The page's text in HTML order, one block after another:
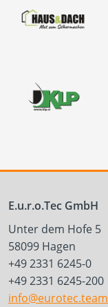
E.u.r.o.Tec GmbH
Unter dem Hofe 5
58099 Hagen
+49 2331 6245-0
+49 2331 6245-200
info@eurotec.team